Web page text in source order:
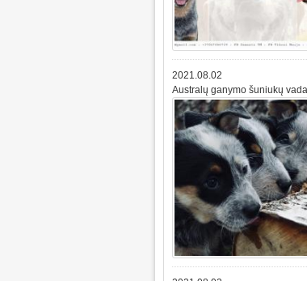
2021.08.02
Australų ganymo šuniukų